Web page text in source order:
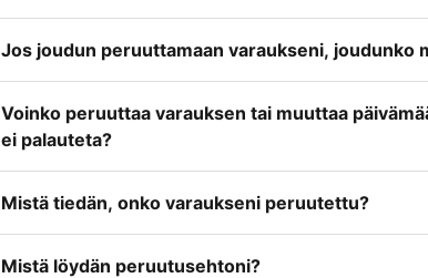
Jos joudun peruuttamaan varaukseni, joudunko
Voinko peruuttaa varauksen tai muuttaa
ei palauteta?
Mistä tiedän, onko varaukseni peruutettu?
Mistä löydän peruutusehtoni?